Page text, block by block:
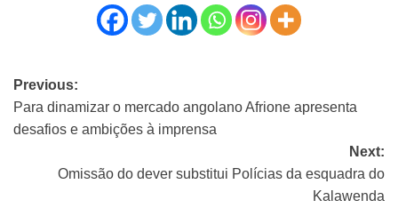
Previous:
Para dinamizar o mercado angolano Afrione apresenta
desafios e ambições à imprensa
Next:
Omissão do dever substitui Polícias da esquadra do
Kalawenda